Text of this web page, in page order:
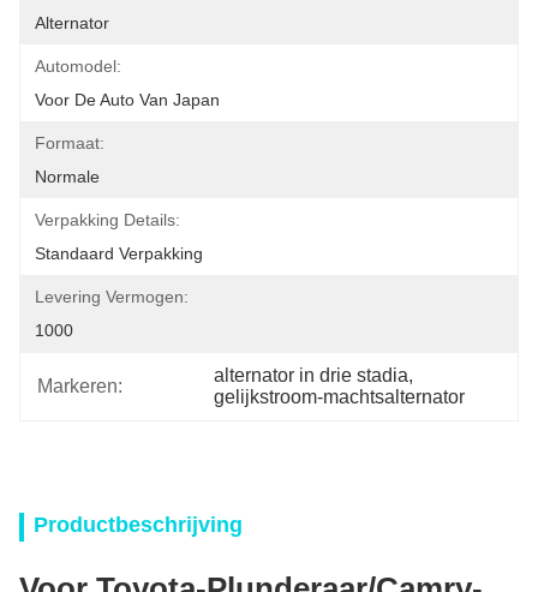
Alternator
Automodel:
Voor De Auto Van Japan
Formaat:
Normale
Verpakking Details:
Standaard Verpakking
Levering Vermogen:
1000
Markeren:
alternator in drie stadia,
gelijkstroom-machtsalternator
Productbeschrijving